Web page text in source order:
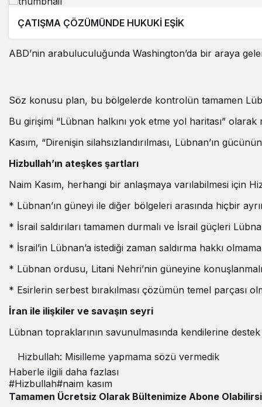
ÇATIŞMA ÇÖZÜMÜNDE HUKUKİ EŞİK
ABD’nin arabuluculuğunda Washington’da bir araya
Söz konusu plan, bu bölgelerde kontrolün tamamen
Bu girişimi “Lübnan halkını yok etme yol haritası” olarak
Kasım, “Direnişin silahsızlandırılması, Lübnan’ın
Hizbullah’ın ateşkes şartları
Naim Kasım, herhangi bir anlaşmaya varılabilmesi için
* Lübnan’ın güneyi ile diğer bölgeleri arasında hiçbir
* İsrail saldırıları tamamen durmalı ve İsrail güçleri
* İsrail’in Lübnan’a istediği zaman saldırma hakkı
* Lübnan ordusu, Litani Nehri’nin güneyine
* Esirlerin serbest bırakılması çözümün temel parçası
İran ile ilişkiler ve savaşın seyri
Lübnan topraklarının savunulmasında kendilerine
Hizbullah: Misilleme yapmama sözü vermedik
Haberle ilgili daha fazlası
#Hizbullah#naim kasım
Tamamen Ücretsiz Olarak Bültenimize Abone